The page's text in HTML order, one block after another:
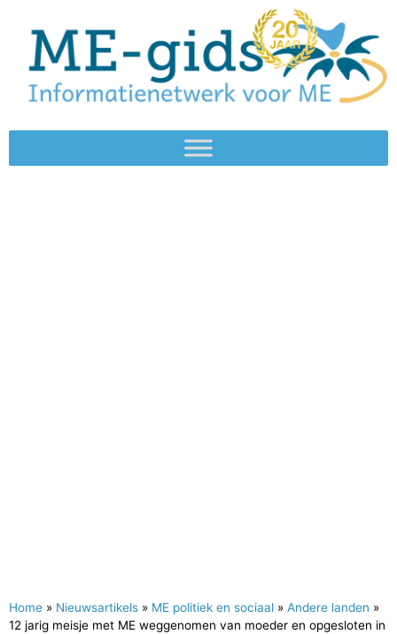
Home » Nieuwsartikels » ME politiek en sociaal » Andere landen »
12 jarig meisje met ME weggenomen van moeder en opgesloten in